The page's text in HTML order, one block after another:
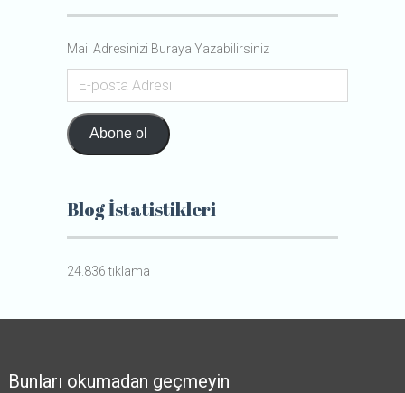
Mail Adresinizi Buraya Yazabilirsiniz
posta
Adresi
Abone ol
Blog İstatistikleri
24.836 tıklama
Bunları okumadan geçmeyin